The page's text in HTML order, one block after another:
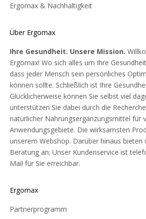
Ergomax & Nachhaltigkeit
Über Ergomax
Ihre Gesundheit. Unsere Mission.
Ergomax! Wo sich alles um Ihre
dass jeder Mensch sein persönliches
können sollte. Schließlich ist Ihre
Glücklicherweise können Sie selbst viel
unterstützen Sie dabei durch die
natürlicher Nahrungsergänzungsmittel für
Anwendungsgebiete. Die wirksamsten
unserem Webshop. Darüber hinaus bieten
Beratung an; Unser Kundenservice ist
Mail für Sie erreichbar.
Ergomax
Partnerprogramm